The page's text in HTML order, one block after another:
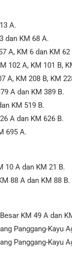
A.
dan KM 68 A.
A, KM 6 dan KM 62
102 A, KM 101 B,
A, KM 208 B, KM
A dan KM 389 B.
KM 519 B.
A dan KM 626 B.
695 A.
10 A dan KM 21 B.
88 A dan KM 88 B.
KM 49 A dan
Panggang-Kayu
Panggang-Kayu